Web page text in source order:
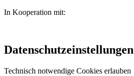
In Kooperation mit:
Datenschutzeinstellungen
Technisch notwendige Cookies erlauben